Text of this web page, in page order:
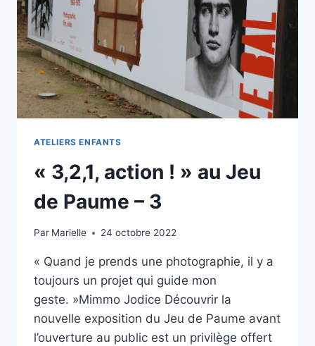
ATELIERS ENFANTS
« 3,2,1, action ! » au Jeu
de Paume – 3
Par Marielle 24 octobre 2022
« Quand je prends une photographie, il y a
toujours un projet qui guide mon
geste. »Mimmo Jodice Découvrir la
nouvelle exposition du Jeu de Paume avant
l’ouverture au public est un privilège offert